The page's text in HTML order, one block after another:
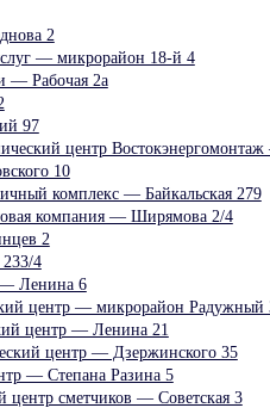
2
— микрорайон 18-й 4
— Рабочая 2а
97
центр
10
комплекс — Байкальская 279
компания — Ширямова 2/4
2
4
— Ленина 6
центр — микрорайон Радужный
центр — Ленина 21
центр — Дзержинского 35
— Степана Разина 5
центр сметчиков — Советская 3